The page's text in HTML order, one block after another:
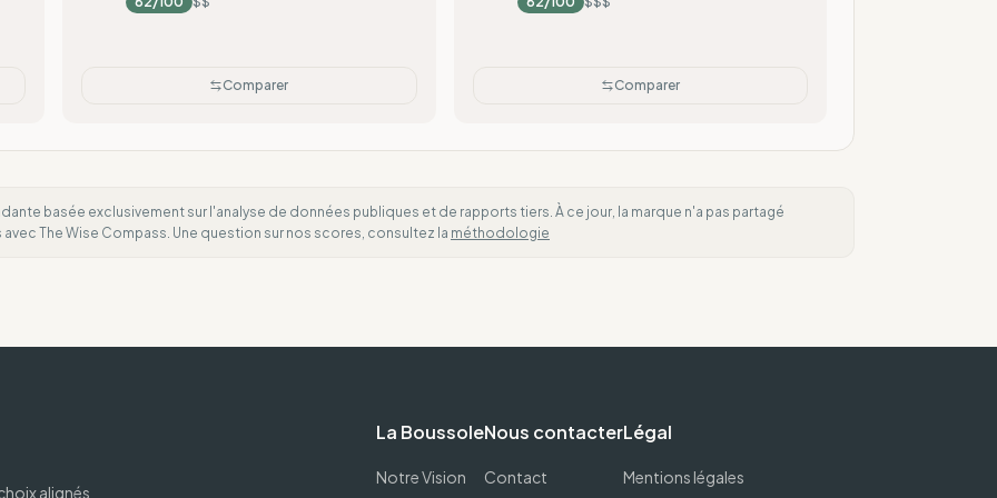
Comparer Comparer
basée exclusivement sur l'analyse de données publiques et de rapports tiers. À ce jour, la marque n'a pas partagé
The Wise Compass. Une question sur nos scores, consultez la méthodologie
alignés
La Boussole
Notre Vision
Nous contacter
Contact
Légal
Mentions légales